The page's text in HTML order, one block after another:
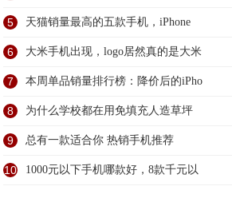
5 天猫销量最高的五款手机，iPhone
6 大米手机出现，logo居然真的是大米
7 本周单品销量排行榜：降价后的iPho
8 为什么学校都在用免填充人造草坪
9 总有一款适合你 热销手机推荐
10 1000元以下手机哪款好，8款千元以